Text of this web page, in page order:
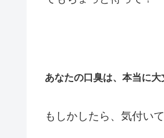
あなたの口臭は、本当に大
もしかしたら、気付い